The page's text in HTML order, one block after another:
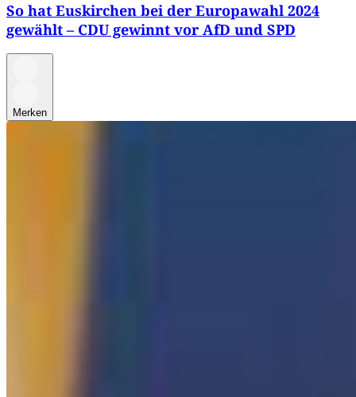
So hat Euskirchen bei der Europawahl 2024
gewählt – CDU gewinnt vor AfD und SPD
Merken